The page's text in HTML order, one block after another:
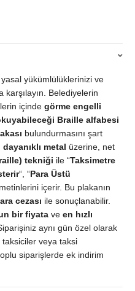
yükümlülüklerinizi ve
Belediyelerin
içinde görme engelli
Braille alfabesi
bulundurmasını şart
dayanıklı metal üzerine, net
tekniği ile “Taksimetre
“, “Para Üstü
içerir. Bu plakanın
cezası ile sonuçlanabilir.
bir fiyata ve en hızlı
aynı gün özel olarak
veya taksi
siparişlerde ek indirim